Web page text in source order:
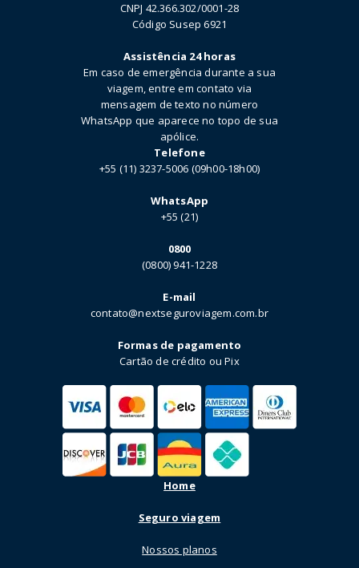
CNPJ 42.366.302/0001-28
Código Susep 6921
Assistência 24 horas
Em caso de emergência durante a sua
viagem, entre em contato via
mensagem de texto no número
WhatsApp que aparece no topo de sua
apólice.
Telefone
+55 (11) 3237-5006 (09h00-18h00)
WhatsApp
+55 (21)
0800
(0800) 941-1228
E-mail
contato@nextseguroviagem.com.br
Formas de pagamento
Cartão de crédito ou Pix
Home
Seguro viagem
Nossos planos